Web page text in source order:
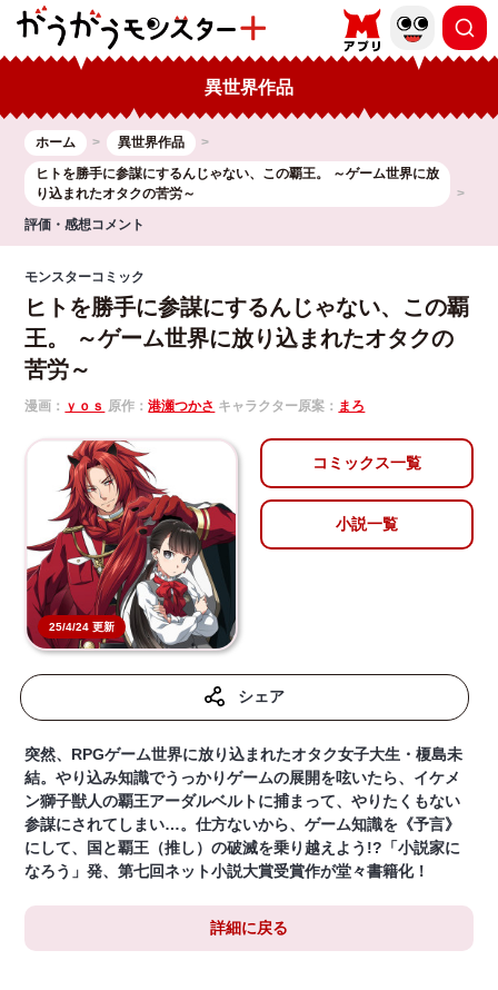
異世界作品
ホーム
異世界作品
ヒトを勝手に参謀にするんじゃない、この覇王。 ～ゲーム世界に放
り込まれたオタクの苦労～
評価・感想コメント
モンスターコミック
ヒトを勝手に参謀にするんじゃない、この覇
王。 ～ゲーム世界に放り込まれたオタクの
苦労～
漫画： ｙｏｓ 原作：港瀬つかさ キャラクター原案： まろ
25/4/24 更新
コミックス一覧
小説一覧
シェア
突然、RPGゲーム世界に放り込まれたオタク女子大生・榎島未
結。やり込み知識でうっかりゲームの展開を呟いたら、イケメ
ン獅子獣人の覇王アーダルベルトに捕まって、やりたくもない
参謀にされてしまい…。仕方ないから、ゲーム知識を《予言》
にして、国と覇王（推し）の破滅を乗り越えよう!?「小説家に
なろう」発、第七回ネット小説大賞受賞作が堂々書籍化！
詳細に戻る